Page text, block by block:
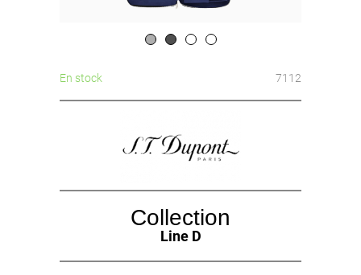
En stock 7112
Collection
Line D